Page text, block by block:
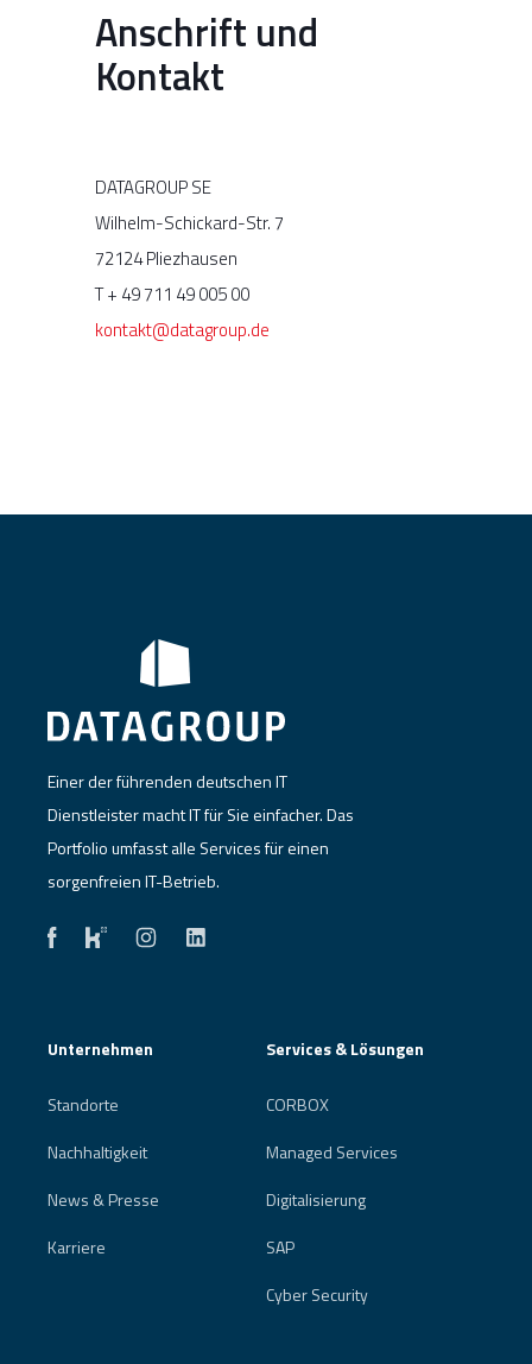
Anschrift und
Kontakt
DATAGROUP SE
Wilhelm-Schickard-Str. 7
72124 Pliezhausen
T + 49 711 49 005 00
kontakt@datagroup.de
Einer der führenden deutschen IT
Dienstleister macht IT für Sie einfacher. Das
Portfolio umfasst alle Services für einen
sorgenfreien IT-Betrieb.
Unternehmen
Standorte
Nachhaltigkeit
News & Presse
Karriere
Services & Lösungen
CORBOX
Managed Services
Digitalisierung
SAP
Cyber Security